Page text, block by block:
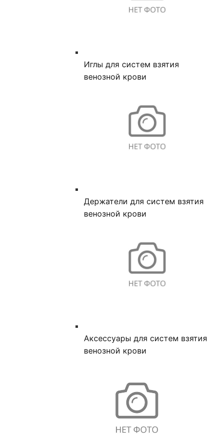
Иглы для систем взятия
венозной крови
Держатели для систем взятия
венозной крови
Аксессуары для систем взятия
венозной крови